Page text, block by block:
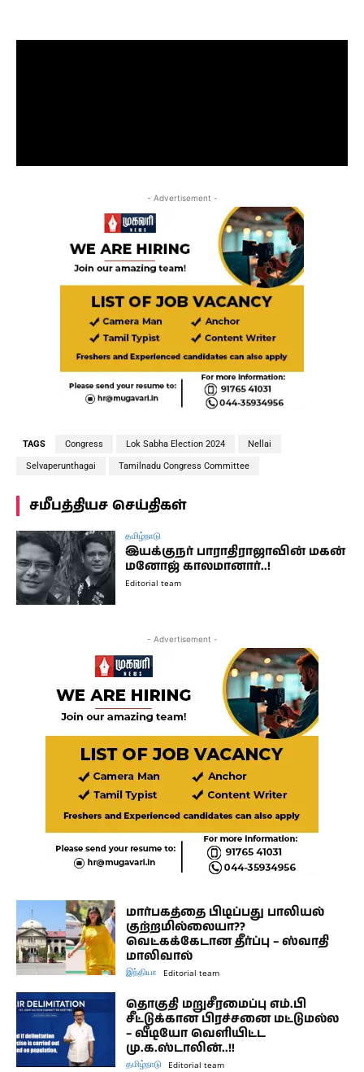
- Advertisement -
TAGS Congress Lok Sabha Election 2024 Nellai
Selvaperunthagai Tamilnadu Congress Committee
சமீபத்தியச செய்திகள்
தமிழ்நாடு
இயக்குநர் பாராதிராஜாவின் மகன்
மனோஜ் காலமானார்..!
Editorial team
- Advertisement -
மார்பகத்தை பிடிப்பது பாலியல்
குற்றமில்லையா??
வெட்கக்கேடான தீர்ப்பு – ஸ்வாதி
மாலிவால்
இந்தியா Editorial team
தொகுதி மறுசீரமைப்பு எம்.பி
சீட்டுக்கான பிரச்சனை மட்டுமல்ல
– வீடியோ வெளியிட்ட
மு.க.ஸ்டாலின்..!!
தமிழ்நாடு Editorial team